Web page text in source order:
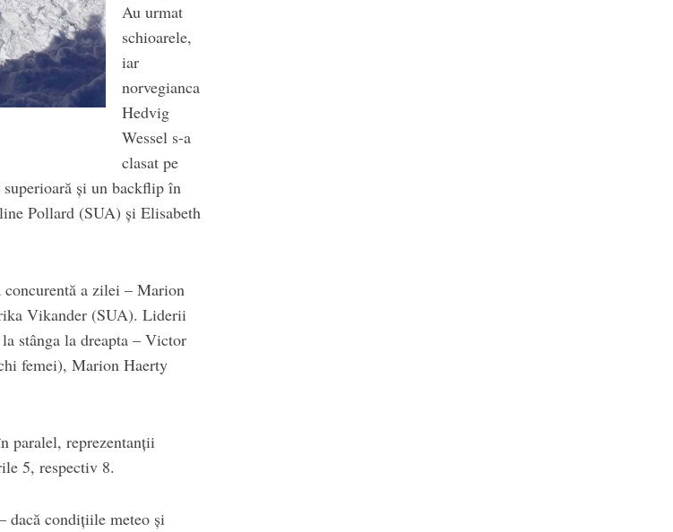
Au urmat
schioarele,
iar
norvegianca
Hedvig
Wessel s-a
clasat pe
și un backflip în
Pollard (SUA) și Elisabeth
concurentă a zilei – Marion
Vikander (SUA). Liderii
stânga la dreapta – Victor
femei), Marion Haerty
paralel, reprezentanții
5, respectiv 8.
dacă condițiile meteo și